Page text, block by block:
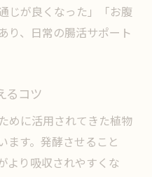
じが良くなった」「お腹
り、日常の腸活サポート
るコツ
めに活用されてきた植物
ます。発酵させること
より吸収されやすくな